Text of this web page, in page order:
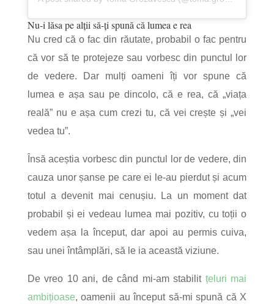
Nu-i lăsa pe alții să-ți spună că lumea e rea
Nu cred că o fac din răutate, probabil o fac pentru
că vor să te protejeze sau vorbesc din punctul lor
de vedere. Dar mulți oameni îți vor spune că
lumea e așa sau pe dincolo, că e rea, că „viața
reală” nu e așa cum crezi tu, că vei crește și „vei
vedea tu”.
Însă aceștia vorbesc din punctul lor de vedere, din
cauza unor șanse pe care ei le-au pierdut și acum
totul a devenit mai cenușiu. La un moment dat
probabil și ei vedeau lumea mai pozitiv, cu toții o
vedem așa la început, dar apoi au permis cuiva,
sau unei întâmplări, să le ia această viziune.
De vreo 10 ani, de când mi-am stabilit țeluri mai
ambițioase, oamenii au început să-mi spună că X